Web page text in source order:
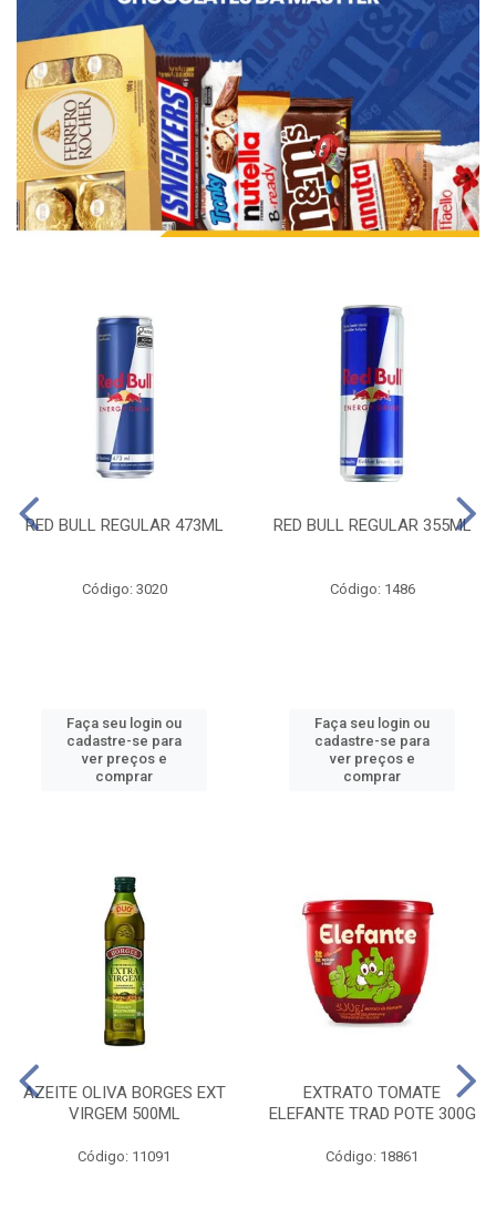
RED BULL REGULAR 473ML
Código: 3020
Faça seu login ou
cadastre-se para
ver preços e
comprar
RED BULL REGULAR 355ML
Código: 1486
Faça seu login ou
cadastre-se para
ver preços e
comprar
AZEITE OLIVA BORGES EXT
VIRGEM 500ML
Código: 11091
EXTRATO TOMATE
ELEFANTE TRAD POTE 300G
Código: 18861